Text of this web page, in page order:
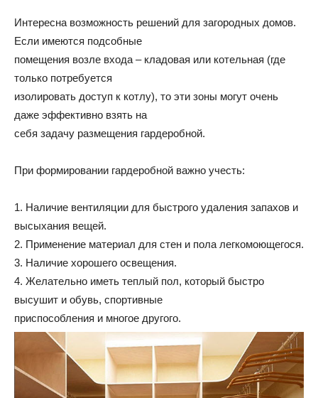
Интересна возможность решений для загородных домов.
Если имеются подсобные
помещения возле входа – кладовая или котельная (где
только потребуется
изолировать доступ к котлу), то эти зоны могут очень
даже эффективно взять на
себя задачу размещения гардеробной.
При формировании гардеробной важно учесть:
1. Наличие вентиляции для быстрого удаления запахов и
высыхания вещей.
2. Применение материал для стен и пола легкомоющегося.
3. Наличие хорошего освещения.
4. Желательно иметь теплый пол, который быстро
высушит и обувь, спортивные
приспособления и многое другого.